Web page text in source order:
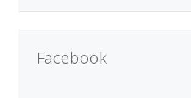
Facebook